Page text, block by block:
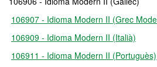
106907 - Idioma Modern II (Grec
106909 - Idioma Modern II (Italià)
106911 - Idioma Modern II (Portuguès)